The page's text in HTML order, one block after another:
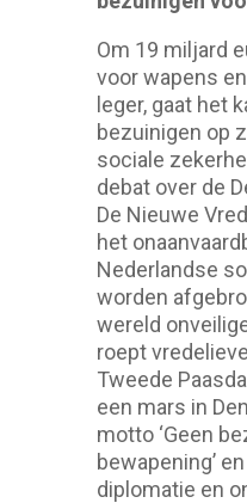
Om 19 miljard
voor wapens
leger, gaat het
bezuinigen op
sociale
debat over de
De Nieuwe
het
Nederlandse
worden
wereld
roept
Tweede
een mars in
motto ‘Geen
bewapening’
diplomatie en